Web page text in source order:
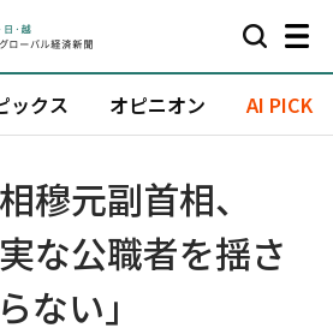
ックス オピニオン AI PICK
穆元副首相、
な公職者を揺さ
ない」